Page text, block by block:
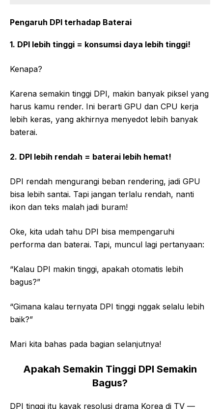
Pengaruh DPI terhadap Baterai
1. DPI lebih tinggi = konsumsi daya lebih tinggi!
Kenapa?
Karena semakin tinggi DPI, makin banyak piksel yang
harus kamu render. Ini berarti GPU dan CPU kerja
lebih keras, yang akhirnya menyedot lebih banyak
baterai.
2. DPI lebih rendah = baterai lebih hemat!
DPI rendah mengurangi beban rendering, jadi GPU
bisa lebih santai. Tapi jangan terlalu rendah, nanti
ikon dan teks malah jadi buram!
Oke, kita udah tahu DPI bisa mempengaruhi
performa dan baterai. Tapi, muncul lagi pertanyaan:
“Kalau DPI makin tinggi, apakah otomatis lebih
bagus?”
“Gimana kalau ternyata DPI tinggi nggak selalu lebih
baik?”
Mari kita bahas pada bagian selanjutnya!
Apakah Semakin Tinggi DPI Semakin
Bagus?
DPI tinggi itu kayak resolusi drama Korea di TV —